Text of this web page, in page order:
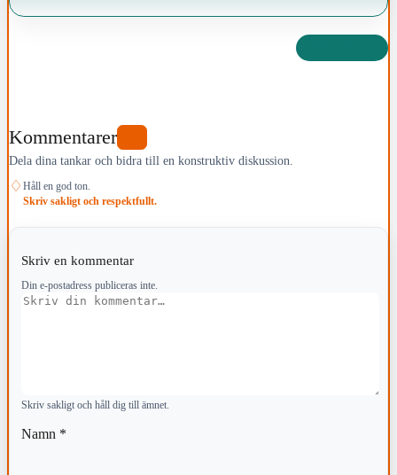
Kommentarer
Dela dina tankar och bidra till en konstruktiv diskussion.
♢ Håll en god ton.
Skriv sakligt och respektfullt.
Skriv en kommentar
Din e-postadress publiceras inte.
Kommentar
Skriv sakligt och håll dig till ämnet.
Namn *